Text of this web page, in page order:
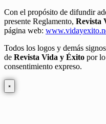
Con el propósito de difundir
presente Reglamento, Revista
página web:
Todos los logos y demás
de Revista Vida y Éxito por
consentimiento expreso.
×